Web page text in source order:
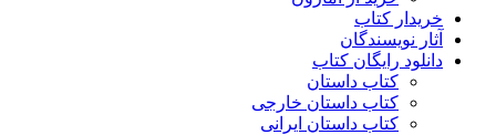
خریدار کتاب
آثار نویسندگان
دانلود رایگان کتاب
کتاب داستان
کتاب داستان خارجی
کتاب داستان ایرانی